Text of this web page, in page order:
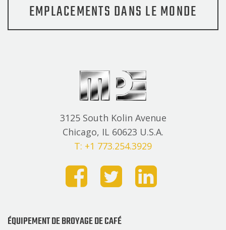
EMPLACEMENTS DANS LE MONDE
3125 South Kolin Avenue
Chicago, IL 60623 U.S.A.
T: +1 773.254.3929
ÉQUIPEMENT DE BROYAGE DE CAFÉ